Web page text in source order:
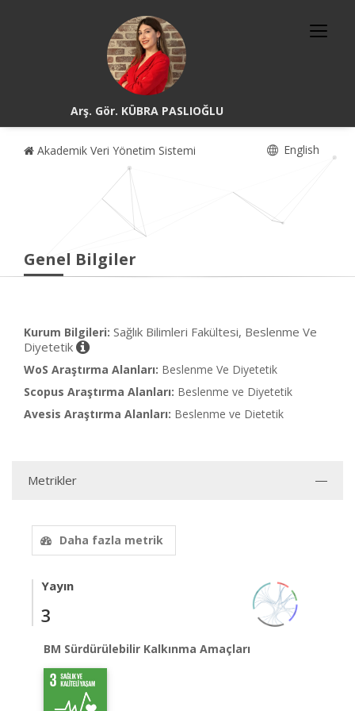
Arş. Gör. KÜBRA PASLIOĞLU
Akademik Veri Yönetim Sistemi English
Genel Bilgiler
Kurum Bilgileri: Sağlık Bilimleri Fakültesi, Beslenme Ve
Diyetetik
WoS Araştırma Alanları: Beslenme Ve Diyetetik
Scopus Araştırma Alanları: Beslenme ve Diyetetik
Avesis Araştırma Alanları: Beslenme ve Dietetik
Metrikler
Daha fazla metrik
Yayın
3
BM Sürdürülebilir Kalkınma Amaçları